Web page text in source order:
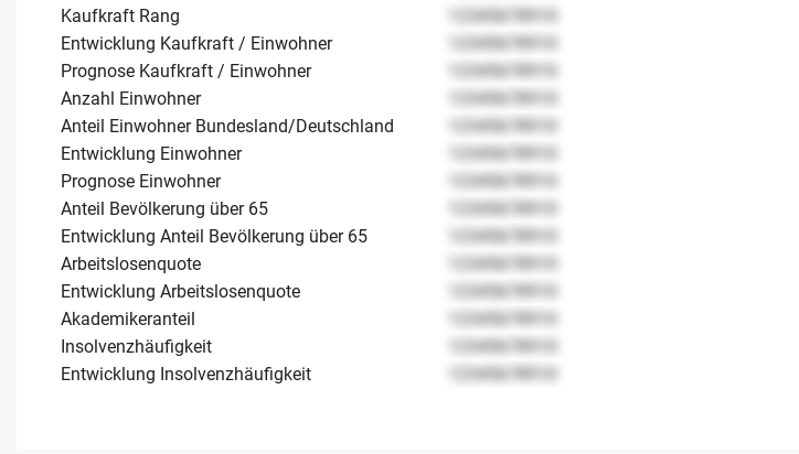
Kaufkraft Rang
12345678910
Entwicklung Kaufkraft / Einwohner
12345678910
Prognose Kaufkraft / Einwohner
12345678910
Anzahl Einwohner
12345678910
Anteil Einwohner Bundesland/Deutschland
12345678910
Entwicklung Einwohner
12345678910
Prognose Einwohner
12345678910
Anteil Bevölkerung über 65
12345678910
Entwicklung Anteil Bevölkerung über 65
12345678910
Arbeitslosenquote
12345678910
Entwicklung Arbeitslosenquote
12345678910
Akademikeranteil
12345678910
Insolvenzhäufigkeit
12345678910
Entwicklung Insolvenzhäufigkeit
12345678910